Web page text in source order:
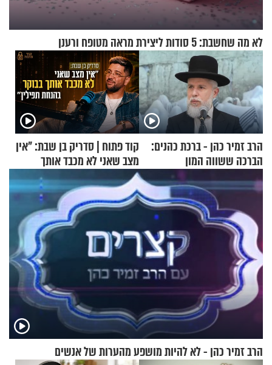
לא מה שחשבת: 5 סודות ליצירת מראה מטופח ורענן
הרב זמיר כהן - ברכת כהנים:
הברכה ששווה המון
קוד פתוח | סדריק בן שבת: "אין
מצב שאני לא מכבד אותך
בבוקר בהנחת תפילין"
הרב זמיר כהן - לא להיות מושפע מהערות של אנשים